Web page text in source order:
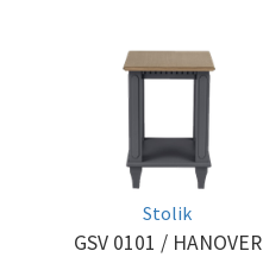
Stolik
GSV 0101 / HANOVER